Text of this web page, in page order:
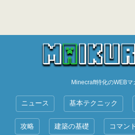
Minecraft特化のWEBマ
ニュース 基本テクニック
攻略 建築の基礎 コマン